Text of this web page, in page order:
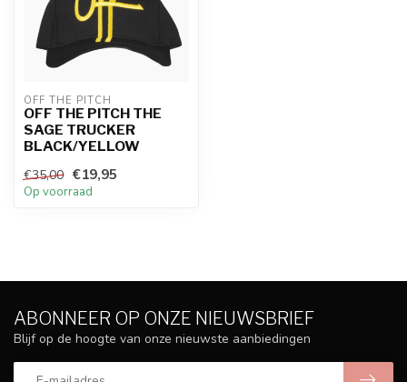
OFF THE PITCH
OFF THE PITCH THE
SAGE TRUCKER
BLACK/YELLOW
€35,00 €19,95
Op voorraad
ABONNEER OP ONZE NIEUWSBRIEF
Blijf op de hoogte van onze nieuwste aanbiedingen